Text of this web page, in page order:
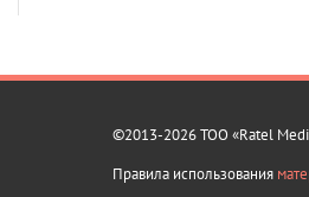
©2013-2026 ТОО «Ratel
Правила использования